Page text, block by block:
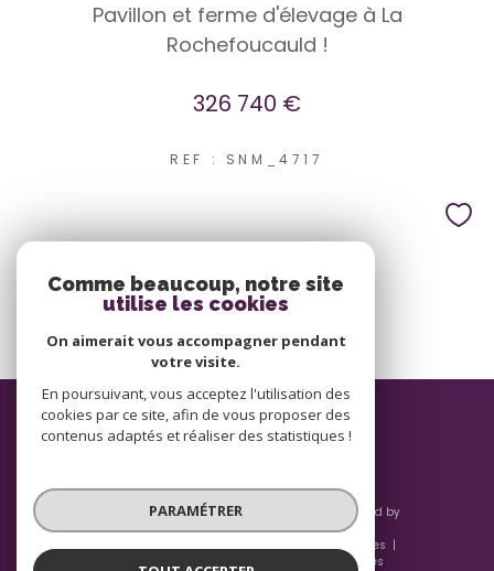
Pavillon et ferme d'élevage à La
Rochefoucauld !
326 740 €
REF : SNM_4717
ADHÉRENTS
© 2026 | Tous droits réservés | Traduction powered by
Google |
Mentions légales
Cookies
Comme beaucoup, notre site
utilise les cookies
On aimerait vous accompagner pendant
votre visite.
En poursuivant, vous acceptez l'utilisation des
cookies par ce site, afin de vous proposer des
contenus adaptés et réaliser des statistiques !
PARAMÉTRER